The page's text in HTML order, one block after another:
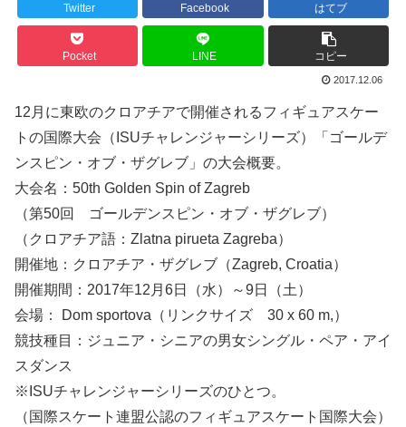
Twitter Facebook はてブ
Pocket LINE コピー
2017.12.06
12月に東欧のクロアチアで開催されるフィギュアスケー
トの国際大会（ISUチャレンジャーシリーズ）「ゴールデ
ンスピン・オブ・ザグレブ」の大会概要。
大会名：50th Golden Spin of Zagreb
（第50回 ゴールデンスピン・オブ・ザグレブ）
（クロアチア語：Zlatna pirueta Zagreba）
開催地：クロアチア・ザグレブ（Zagreb, Croatia）
開催期間：2017年12月6日（水）～9日（土）
会場： Dom sportova（リンクサイズ 30 x 60 m,）
競技種目：ジュニア・シニアの男女シングル・ペア・アイ
スダンス
※ISUチャレンジャーシリーズのひとつ。
（国際スケート連盟公認のフィギュアスケート国際大会）